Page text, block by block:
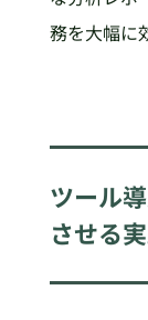
務を大幅に
ツール
させる